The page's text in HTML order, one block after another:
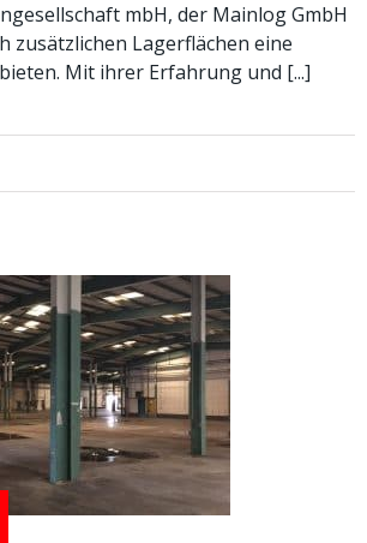
mbH, der Mainlog GmbH
zusätzlichen Lagerflächen eine
Mit ihrer Erfahrung und [...]